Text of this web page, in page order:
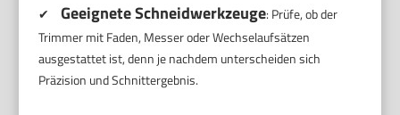
✔ Geeignete Schneidwerkzeuge: Prüfe, ob der
Trimmer mit Faden, Messer oder Wechselaufsätzen
ausgestattet ist, denn je nachdem unterscheiden sich
Präzision und Schnittergebnis.